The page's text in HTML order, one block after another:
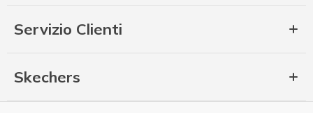
Servizio Clienti
Skechers